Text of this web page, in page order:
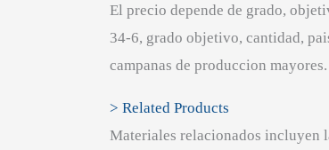
El precio depende de grado,
34-6, grado objetivo, cantidad,
campanas de produccion mayores.
> Related Products
Materiales relacionados incluyen